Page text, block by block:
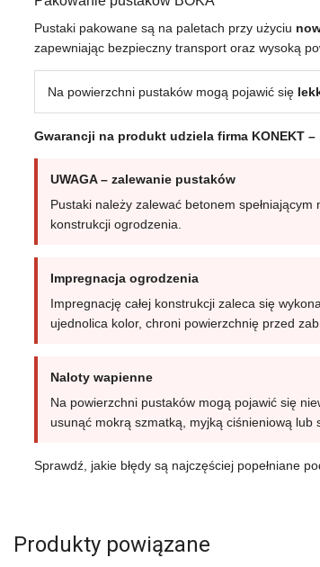
Pustaki pakowane są na paletach przy użyciu
zapewniając bezpieczny transport oraz wysoką
Na powierzchni pustaków mogą pojawić się
Gwarancji na produkt udziela firma KONEKT
UWAGA – zalewanie pustaków
Pustaki należy zalewać betonem
konstrukcji ogrodzenia.
Impregnacja ogrodzenia
Impregnację całej konstrukcji zaleca się
ujednolica kolor, chroni powierzchnię przed
Naloty wapienne
Na powierzchni pustaków mogą pojawić się
usunąć mokrą szmatką, myjką ciśnieniową lub
Sprawdź, jakie błędy są najczęściej popełniane
Produkty powiązane